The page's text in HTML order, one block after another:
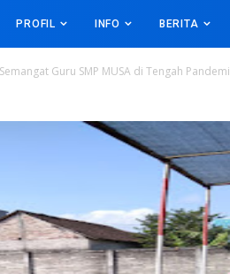
PROFIL INFO BERITA
Guru SMP MUSA di Tengah Pandemi